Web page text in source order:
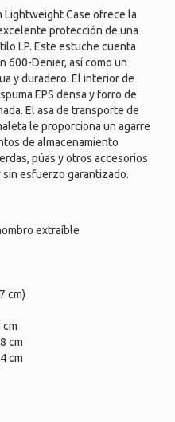
Lightweight Case ofrece la
protección de una
LP. Este estuche cuenta
600-Denier, así como un
y duradero. El interior de
EPS densa y forro de
El asa de transporte de
le proporciona un agarre
de almacenamiento
púas y otros accesorios
esfuerzo garantizado.
extraíble
cm)
cm
cm
cm